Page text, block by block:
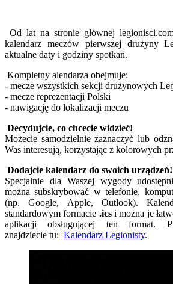
Od lat na stronie głównej
kalendarz meczów pierwszej drużyny
aktualne daty i godziny spotkań.
Kompletny alendarza obejmuje:
- mecze wszystkich sekcji drużynowych
- mecze reprezentacji Polski
- nawigację do lokalizacji meczu
Decydujcie, co chcecie widzieć!
Możecie samodzielnie zaznaczyć lub
Was interesują, korzystając z kolorowych
Dodajcie kalendarz do swoich urządzeń!
Specjalnie dla Waszej wygody
można subskrybować w telefonie,
(np. Google, Apple, Outlook).
standardowym formacie .icsi można je
aplikacji obsługującej ten format.
znajdziecie tu: Kalendarz Legionisty.